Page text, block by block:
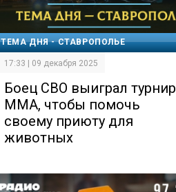
ТЕМА ДНЯ - СТАВРОПОЛЬЕ
17:33 | 09 декабря 2025
Боец СВО выиграл турнир
ММА, чтобы помочь
своему приюту для
животных